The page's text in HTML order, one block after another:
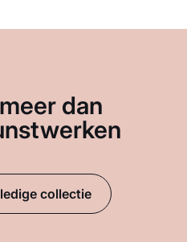
dan
collectie